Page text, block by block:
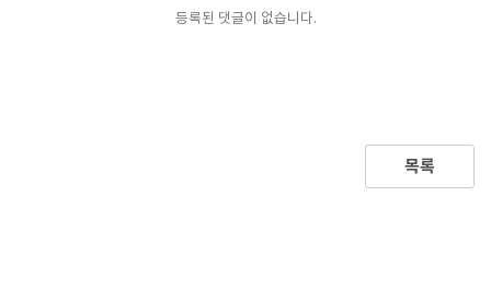
등록된 댓글이 없습니다.
목록